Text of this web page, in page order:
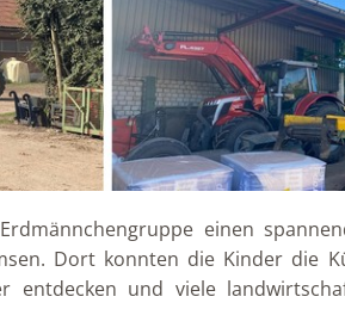
einen
Dort konnten die Kinder die
entdecken und viele